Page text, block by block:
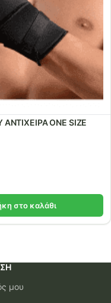
ONE SIZE
στο καλάθι
μου